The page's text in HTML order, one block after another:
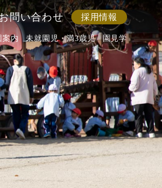
問い合わせ 採用情報
案内 未就園児・満3歳児 園見学